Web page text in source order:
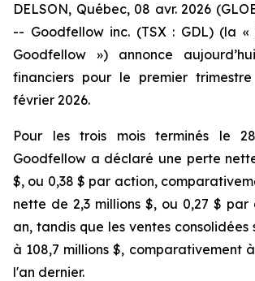
DELSON, Québec, 08 avr. 2026
-- Goodfellow inc. (TSX : GDL) (la
Goodfellow ») annonce
financiers pour le premier
février 2026.
Pour les trois mois terminés le
Goodfellow a déclaré une perte
$, ou 0,38 $ par action,
nette de 2,3 millions $, ou 0,27 $
an, tandis que les ventes consolidées
à 108,7 millions $, comparativement à
l'an dernier.